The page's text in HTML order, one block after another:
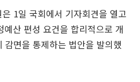
1일 국회에서 기자회견을 열고
산 편성 요건을 합리적으로 개
감면을 통제하는 법안을 발의했